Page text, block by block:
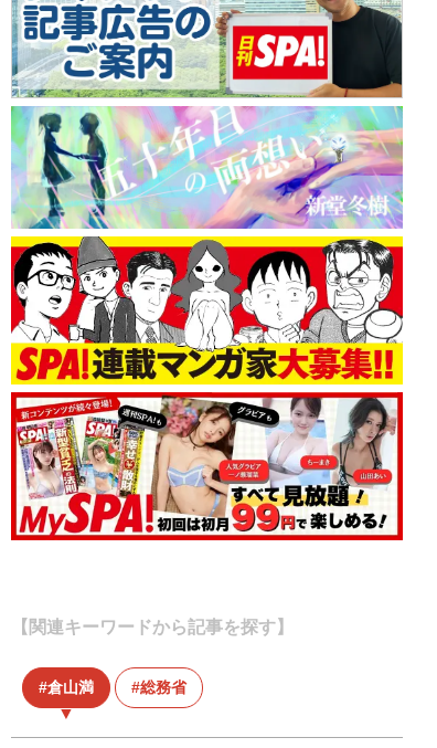
【関連キーワードから記事を探す】
倉山満 総務省